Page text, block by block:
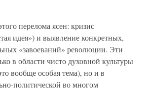
перелома ясен: кризис
идея») и выявление конкретных,
«завоеваний» революции. Эти
в области чисто духовной культуры
вообще особая тема), но и в
политической во многом